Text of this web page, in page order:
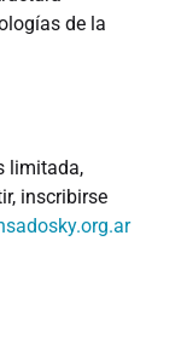
de la
limitada,
inscribirse